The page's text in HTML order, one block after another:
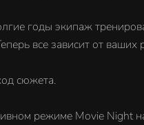
годы экипаж
все зависит от ваших
сюжета.
режиме Movie